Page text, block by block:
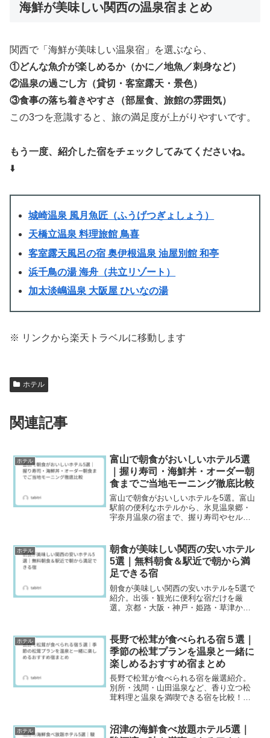
海鮮が美味しい関西の温泉宿まとめ
関西で「海鮮が美味しい温泉宿」を選ぶなら、
①どんな魚介が楽しめるか（かに／地魚／刺身など）
②温泉の過ごし方（貸切・客室露天・景色）
③食事の落ち着きやすさ（部屋食、旅館の雰囲気）
この3つを意識すると、旅の満足度が上がりやすいです。
もう一度、紹介した宿をチェックしてみてくださいね。
⬇️
城崎温泉 風月魚匠（ふうげつぎょしょう）
天橋立温泉 料理旅館 鳥喜
客室露天風呂の宿 奥伊根温泉 油屋別館 和亭
浜千鳥の湯 海舟（共立リゾート）
加太淡嶋温泉 大阪屋 ひいなの湯
※ リンクから楽天トラベルに移動します
ホテル
関連記事
ホテル
富山で朝食がおいしいホテル5選
｜握り寿司・海鮮丼・オーダー朝
食までご当地モーニング徹底比較
富山で朝食がおいしいホテルを5選。富山
駅前の便利なホテルから、氷見温泉郷・
宇奈月温泉の宿まで、握り寿司やセルフ
重視で選びたい人向けに、アクセスや滞
在スタイル別のポイントもまとめていま
す。
ホテル
朝食が美味しい関西の安いホテル
5選｜無料朝食＆駅近で朝から満
足できる宿
朝食が美味しい関西の安いホテルを5選で
紹介。出張・観光に便利な宿だけを厳
選。京都・大阪・神戸・姫路・草津か
をもとに朝食の満足ポイントを整理し、
選び方とプラン確認のコツも解説しま
す。
ホテル
長野で松茸が食べられる宿５選｜
季節の松茸プランを温泉と一緒に
楽しめるおすすめ宿まとめ
長野で松茸が食べられる宿を厳選紹介。
別所・浅間・山田温泉など、香り立つ松
茸料理と温泉を満喫できる宿を比較！ご
事場所の確認ポイントを解説。予約前に
迷わないチェック項目もまとめました。
ホテル
沼津の海鮮食べ放題ホテル5選｜